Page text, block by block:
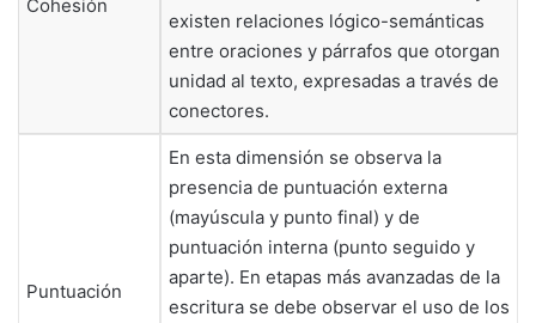
Cohesión
existen relaciones lógico-semánticas
entre oraciones y párrafos que otorgan
unidad al texto, expresadas a través de
conectores.
Puntuación
En esta dimensión se observa la
presencia de puntuación externa
(mayúscula y punto final) y de
puntuación interna (punto seguido y
aparte). En etapas más avanzadas de la
escritura se debe observar el uso de los